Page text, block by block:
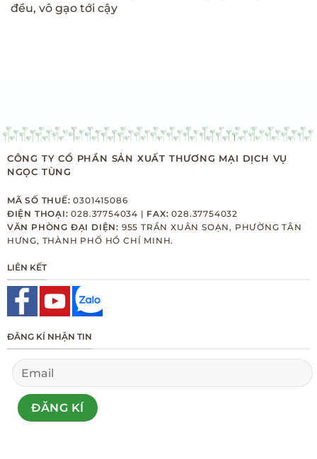
đều, vô gạo tới cậy
CÔNG TY CỔ PHẦN SẢN XUẤT THƯƠNG MẠI DỊCH VỤ
NGỌC TÙNG
MÃ SỐ THUẾ: 0301415086
ĐIỆN THOẠI: 028.37754034 | FAX: 028.37754032
VĂN PHÒNG ĐẠI DIỆN: 955 TRẦN XUÂN SOẠN, PHƯỜNG TÂN
HƯNG, THÀNH PHỐ HỒ CHÍ MINH.
LIÊN KẾT
ĐĂNG KÍ NHẬN TIN